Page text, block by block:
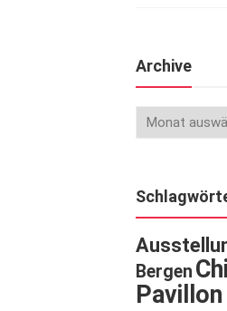
Archive
Bergen